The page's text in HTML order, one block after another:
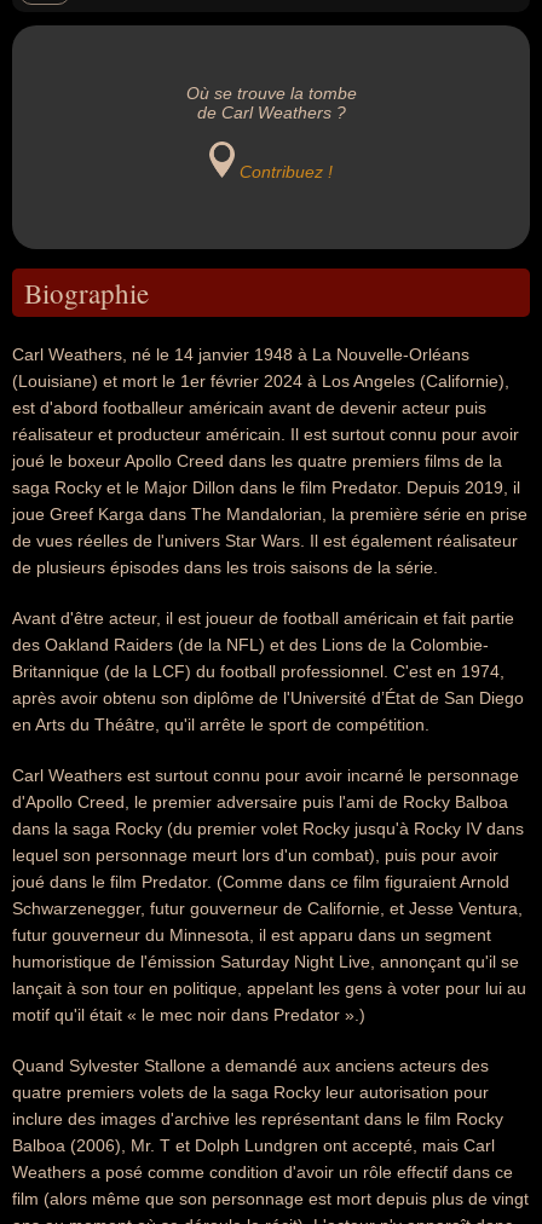
Où se trouve la tombe
de Carl Weathers ?
Contribuez !
Biographie
Carl Weathers, né le 14 janvier 1948 à La Nouvelle-Orléans
(Louisiane) et mort le 1er février 2024 à Los Angeles (Californie),
est d'abord footballeur américain avant de devenir acteur puis
réalisateur et producteur américain. Il est surtout connu pour avoir
joué le boxeur Apollo Creed dans les quatre premiers films de la
saga Rocky et le Major Dillon dans le film Predator. Depuis 2019, il
joue Greef Karga dans The Mandalorian, la première série en prise
de vues réelles de l'univers Star Wars. Il est également réalisateur
de plusieurs épisodes dans les trois saisons de la série.
Avant d'être acteur, il est joueur de football américain et fait partie
des Oakland Raiders (de la NFL) et des Lions de la Colombie-
Britannique (de la LCF) du football professionnel. C'est en 1974,
après avoir obtenu son diplôme de l'Université d’État de San Diego
en Arts du Théâtre, qu'il arrête le sport de compétition.
Carl Weathers est surtout connu pour avoir incarné le personnage
d'Apollo Creed, le premier adversaire puis l'ami de Rocky Balboa
dans la saga Rocky (du premier volet Rocky jusqu'à Rocky IV dans
lequel son personnage meurt lors d'un combat), puis pour avoir
joué dans le film Predator. (Comme dans ce film figuraient Arnold
Schwarzenegger, futur gouverneur de Californie, et Jesse Ventura,
futur gouverneur du Minnesota, il est apparu dans un segment
humoristique de l'émission Saturday Night Live, annonçant qu'il se
lançait à son tour en politique, appelant les gens à voter pour lui au
motif qu'il était « le mec noir dans Predator ».)
Quand Sylvester Stallone a demandé aux anciens acteurs des
quatre premiers volets de la saga Rocky leur autorisation pour
inclure des images d'archive les représentant dans le film Rocky
Balboa (2006), Mr. T et Dolph Lundgren ont accepté, mais Carl
Weathers a posé comme condition d'avoir un rôle effectif dans ce
film (alors même que son personnage est mort depuis plus de vingt